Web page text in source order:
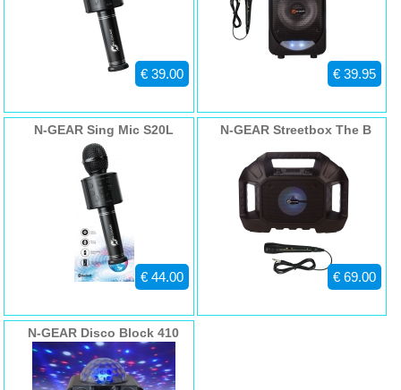
€ 39.00 € 39.95
N-GEAR Sing Mic S20L
€ 44.00
N-GEAR Streetbox The B
€ 69.00
N-GEAR Disco Block 410